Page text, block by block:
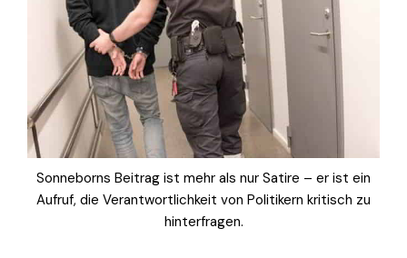
Sonneborns Beitrag ist mehr als nur Satire – er ist ein
Aufruf, die Verantwortlichkeit von Politikern kritisch zu
hinterfragen.